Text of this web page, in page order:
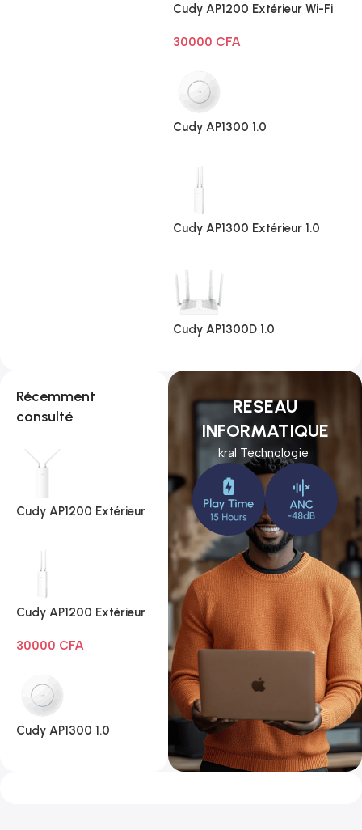
Récemment
consulté
Cudy AP1200 Extérieur
Cudy AP1200 Extérieur
30000 CFA
Cudy AP1300 1.0
RESEAU
INFORMATIQUE
kral Technologie
Cudy AP1200 Extérieur Wi-Fi
30000 CFA
Cudy AP1300 1.0
Cudy AP1300 Extérieur 1.0
Cudy AP1300D 1.0